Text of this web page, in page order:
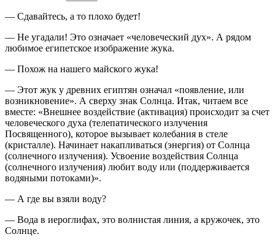
— Сдавайтесь, а то плохо будет!
— Не угадали! Это означает «человеческий дух». А рядом
любимое египетское изображение жука.
— Похож на нашего майского жука!
— Этот жук у древних египтян означал «появление, или
возникновение». А сверху знак Солнца. Итак, читаем все
вместе: «Внешнее воздействие (активация) происходит за счет
человеческого духа (телепатического излучения
Посвященного), которое вызывает колебания в стеле
(кристалле). Начинает накапливаться (энергия) от Солнца
(солнечного излучения). Усвоение воздействия Солнца
(солнечного излучения) любит воду или (поддерживается
водяными потоками)».
— А где вы взяли воду?
— Вода в иероглифах, это волнистая линия, а кружочек, это
Солнце.